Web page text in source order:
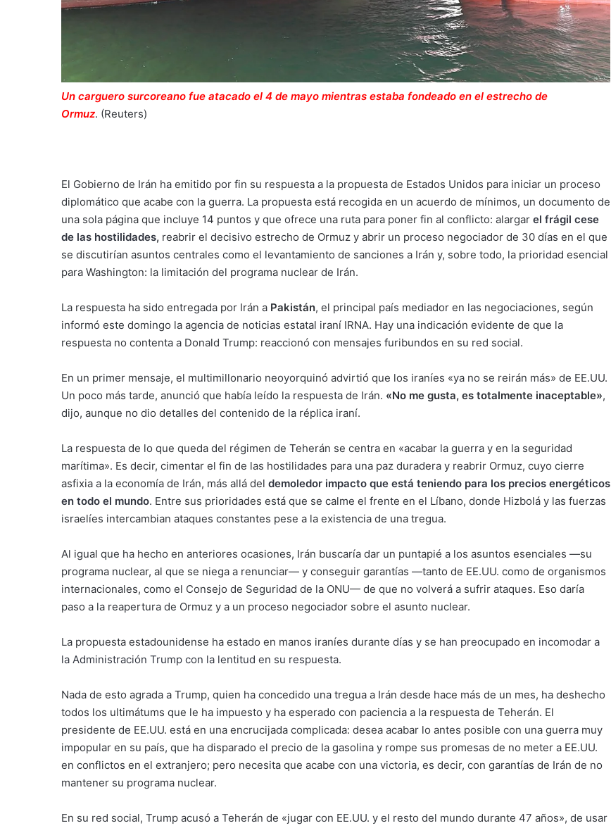
Un carguero surcoreano fue atacado el 4 de mayo mientras estaba fondeado en el estrecho de
Ormuz. (Reuters)
El Gobierno de Irán ha emitido por fin su respuesta a la propuesta de Estados Unidos para iniciar un proceso
diplomático que acabe con la guerra. La propuesta está recogida en un acuerdo de mínimos, un documento de
una sola página que incluye 14 puntos y que ofrece una ruta para poner fin al conflicto: alargar el frágil cese
de las hostilidades, reabrir el decisivo estrecho de Ormuz y abrir un proceso negociador de 30 días en el que
se discutirían asuntos centrales como el levantamiento de sanciones a Irán y, sobre todo, la prioridad esencial
para Washington: la limitación del programa nuclear de Irán.
La respuesta ha sido entregada por Irán a Pakistán, el principal país mediador en las negociaciones, según
informó este domingo la agencia de noticias estatal iraní IRNA. Hay una indicación evidente de que la
respuesta no contenta a Donald Trump: reaccionó con mensajes furibundos en su red social.
En un primer mensaje, el multimillonario neoyorquinó advirtió que los iraníes «ya no se reirán más» de EE.UU.
Un poco más tarde, anunció que había leído la respuesta de Irán. «No me gusta, es totalmente inaceptable»,
dijo, aunque no dio detalles del contenido de la réplica iraní.
La respuesta de lo que queda del régimen de Teherán se centra en «acabar la guerra y en la seguridad
marítima». Es decir, cimentar el fin de las hostilidades para una paz duradera y reabrir Ormuz, cuyo cierre
asfixia a la economía de Irán, más allá del demoledor impacto que está teniendo para los precios energéticos
en todo el mundo. Entre sus prioridades está que se calme el frente en el Líbano, donde Hizbolá y las fuerzas
israelíes intercambian ataques constantes pese a la existencia de una tregua.
Al igual que ha hecho en anteriores ocasiones, Irán buscaría dar un puntapié a los asuntos esenciales —su
programa nuclear, al que se niega a renunciar— y conseguir garantías —tanto de EE.UU. como de organismos
internacionales, como el Consejo de Seguridad de la ONU— de que no volverá a sufrir ataques. Eso daría
paso a la reapertura de Ormuz y a un proceso negociador sobre el asunto nuclear.
La propuesta estadounidense ha estado en manos iraníes durante días y se han preocupado en incomodar a
la Administración Trump con la lentitud en su respuesta.
Nada de esto agrada a Trump, quien ha concedido una tregua a Irán desde hace más de un mes, ha deshecho
todos los ultimátums que le ha impuesto y ha esperado con paciencia a la respuesta de Teherán. El
presidente de EE.UU. está en una encrucijada complicada: desea acabar lo antes posible con una guerra muy
impopular en su país, que ha disparado el precio de la gasolina y rompe sus promesas de no meter a EE.UU.
en conflictos en el extranjero; pero necesita que acabe con una victoria, es decir, con garantías de Irán de no
mantener su programa nuclear.
En su red social, Trump acusó a Teherán de «jugar con EE.UU. y el resto del mundo durante 47 años», de usar